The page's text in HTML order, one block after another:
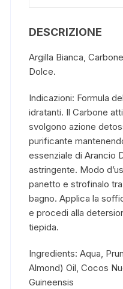
DESCRIZIONE
Argilla Bianca,
Dolce.
Indicazioni: Formula
idratanti. Il Carbone
svolgono azione
purificante
essenziale di Arancio
astringente. Modo
panetto e strofinalo
bagno. Applica la
e procedi alla
tiepida.
Ingredients: Aqua,
Almond) Oil, Cocos
Guineensis